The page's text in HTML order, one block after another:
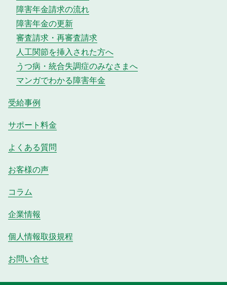
障害年金請求の流れ
障害年金の更新
審査請求・再審査請求
人工関節を挿入された方へ
うつ病・統合失調症のみなさまへ
マンガでわかる障害年金
受給事例
サポート料金
よくある質問
お客様の声
コラム
企業情報
個人情報取扱規程
お問い合せ